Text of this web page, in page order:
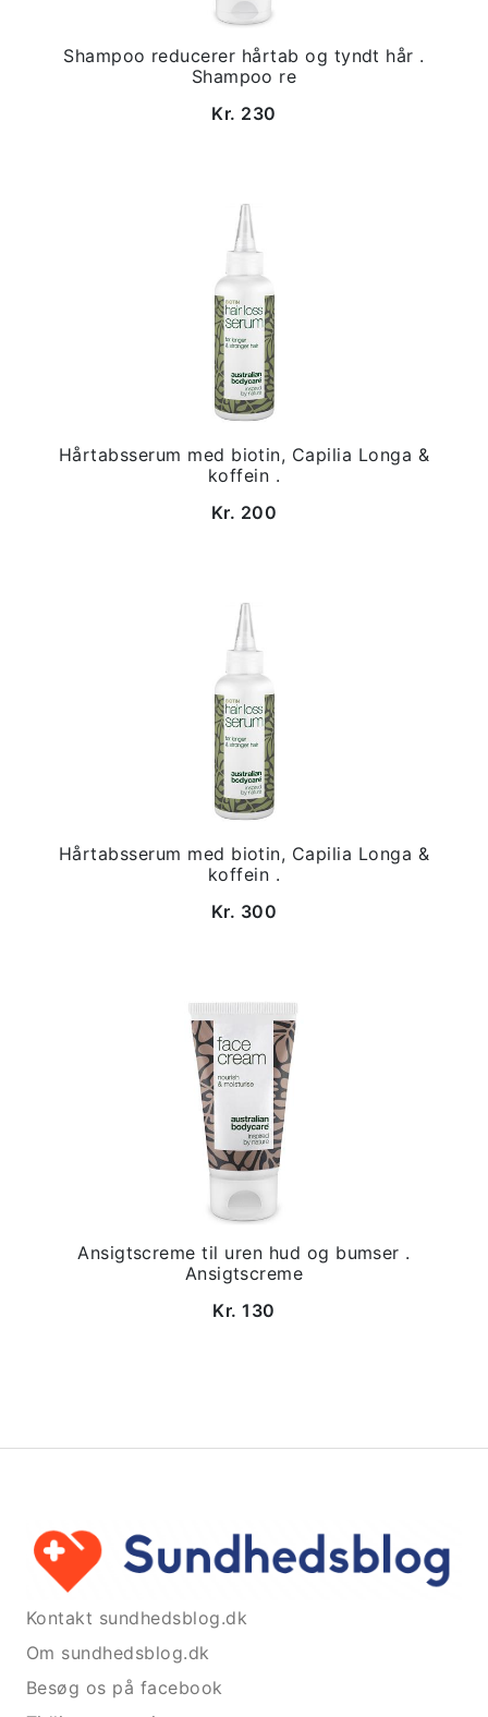
Shampoo reducerer hårtab og tyndt hår .
Shampoo re
Kr. 230
Hårtabsserum med biotin, Capilia Longa &
koffein .
Kr. 200
Hårtabsserum med biotin, Capilia Longa &
koffein .
Kr. 300
Ansigtscreme til uren hud og bumser .
Ansigtscreme
Kr. 130
Kontakt sundhedsblog.dk
Om sundhedsblog.dk
Besøg os på facebook